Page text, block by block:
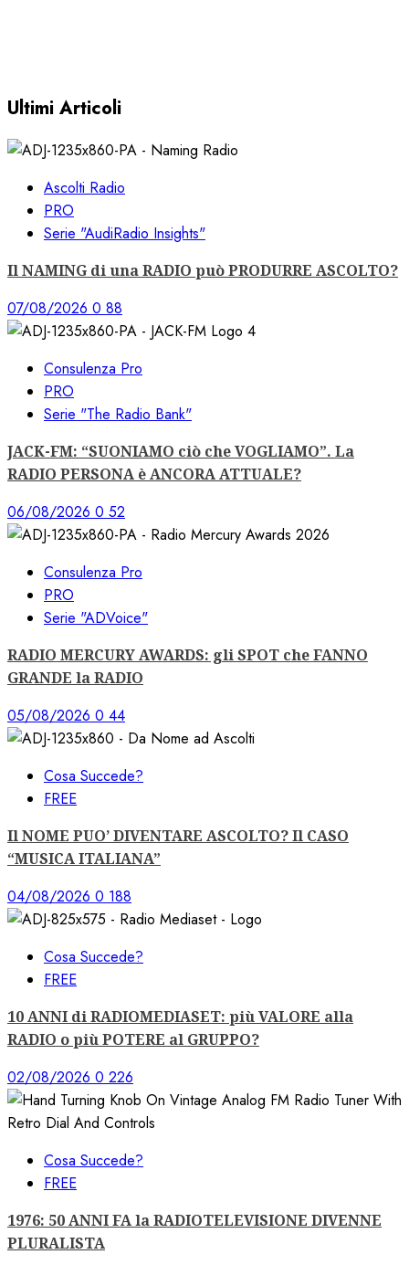
Ultimi Articoli
Ascolti Radio
PRO
Serie "AudiRadio Insights"
Il NAMING di una RADIO può PRODURRE ASCOLTO?
07/08/2026 0 88
Consulenza Pro
PRO
Serie "The Radio Bank"
JACK-FM: “SUONIAMO ciò che VOGLIAMO”. La
RADIO PERSONA è ANCORA ATTUALE?
06/08/2026 0 52
Consulenza Pro
PRO
Serie "ADVoice"
RADIO MERCURY AWARDS: gli SPOT che FANNO
GRANDE la RADIO
05/08/2026 0 44
Cosa Succede?
FREE
Il NOME PUO’ DIVENTARE ASCOLTO? Il CASO
“MUSICA ITALIANA”
04/08/2026 0 188
Cosa Succede?
FREE
10 ANNI di RADIOMEDIASET: più VALORE alla
RADIO o più POTERE al GRUPPO?
02/08/2026 0 226
Cosa Succede?
FREE
1976: 50 ANNI FA la RADIOTELEVISIONE DIVENNE
PLURALISTA